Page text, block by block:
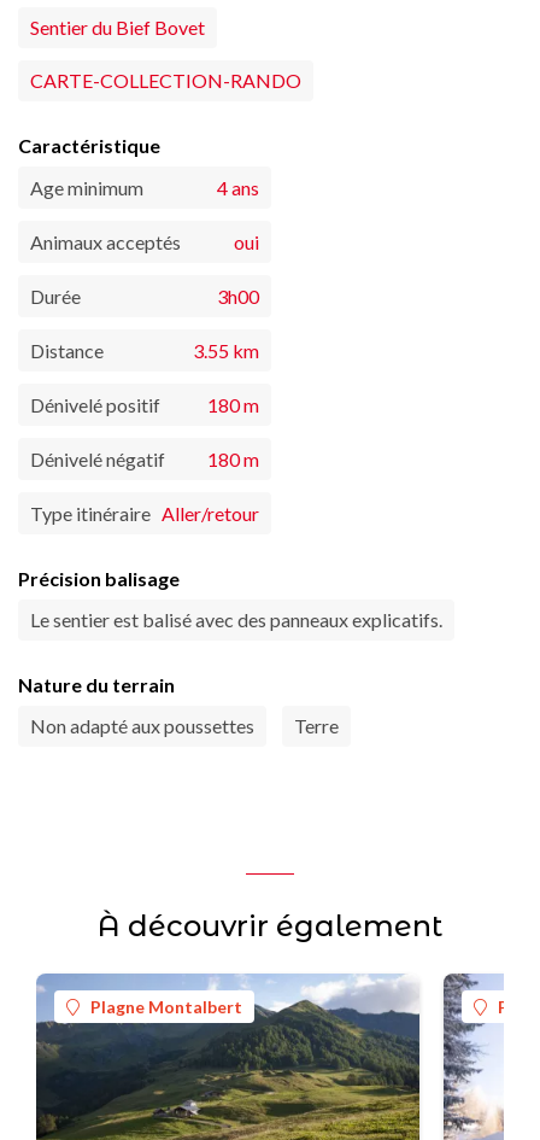
Sentier du Bief Bovet
CARTE-COLLECTION-RANDO
Caractéristique
Age minimum
4 ans
Animaux acceptés oui
Durée 3h00
Distance 3.55 km
Dénivelé positif 180 m
Dénivelé négatif 180 m
Type itinéraire Aller/retour
Précision balisage
Le sentier est balisé avec des panneaux explicatifs.
Nature du terrain
Non adapté aux poussettes
Terre
À découvrir également
Plagne Montalbert